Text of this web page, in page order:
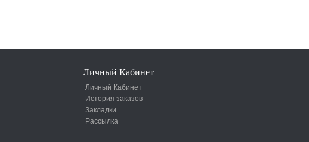
Личный Кабинет
Личный Кабинет
История заказов
Закладки
Рассылка